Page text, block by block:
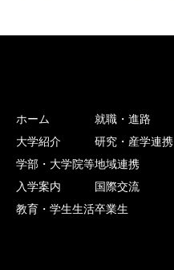
ホーム
大学紹介
学部・大学院等
入学案内
教育・学生生活
就職・進路
研究・産学連携
地域連携
国際交流
卒業生